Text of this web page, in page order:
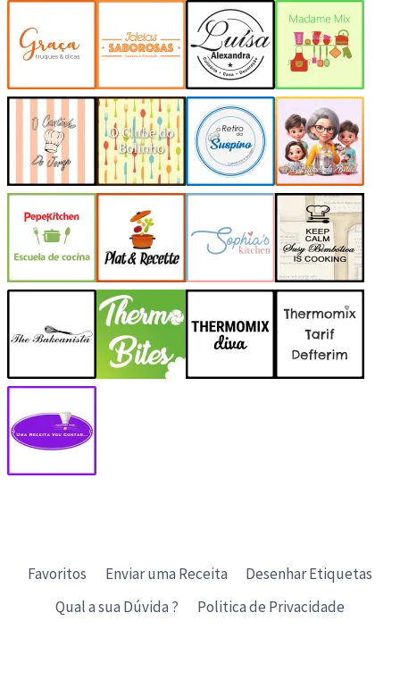
Favoritos Enviar uma Receita
Desenhar Etiquetas
Qual a sua Dúvida ?
Politica de Privacidade